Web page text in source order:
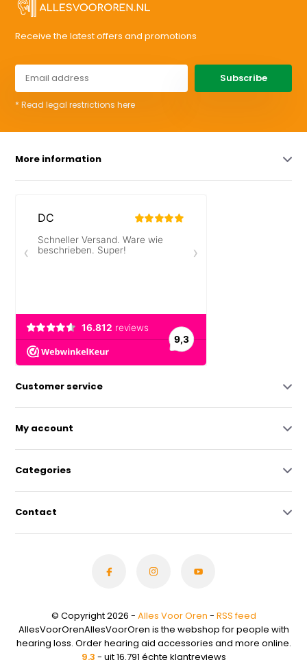
Receive the latest offers and promotions
Subscribe
* Read legal restrictions here
More information
Customer service
My account
Categories
Contact
© Copyright 2026 - Alles Voor Oren - RSS feed
AllesVoorOrenAllesVoorOren is the webshop for people with
hearing loss. Order hearing aid accessories and more online.
9.3 - uit 16.791 échte klantreviews